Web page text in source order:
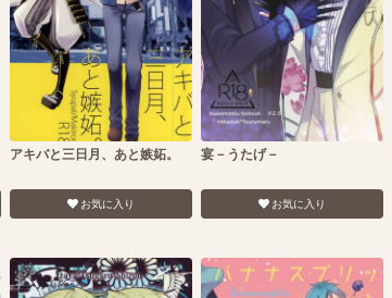
アキバと三日月、あと嫉妬。
お気に入り
宴－うたげ－
お気に入り